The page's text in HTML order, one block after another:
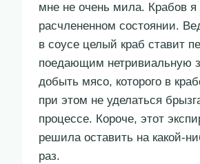
мне не очень мила. Крабов
расчлененном состоянии.
в соусе целый краб ставит
поедающим нетривиальную
добыть мясо, которого в
при этом не уделаться
процессе. Короче, этот
решила оставить на какой-
раз.